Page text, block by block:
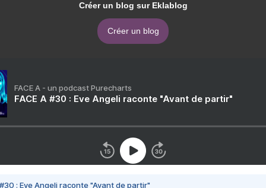
Créer un blog sur Eklablog
Créer un blog
FACE A - un podcast Purecharts
FACE A #30 : Eve Angeli raconte "Avant de partir"
#30 : Eve Angeli raconte "Avant de partir"